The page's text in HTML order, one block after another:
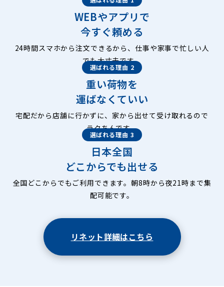
WEBやアプリで
今すぐ頼める
24時間スマホから注文できるから、仕事や家事で忙しい人
でも大丈夫です。
選ばれる理由 2
重い荷物を
運ばなくていい
宅配だから店舗に行かずに、家から出せて受け取れるので
ラクちんです。
選ばれる理由 3
日本全国
どこからでも出せる
全国どこからでもご利用できます。朝8時から夜21時まで集
配可能です。
リネット詳細はこちら